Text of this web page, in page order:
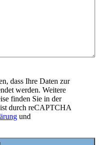
dass Ihre Daten zur
werden. Weitere
finden Sie in der
durch reCAPTCHA
und